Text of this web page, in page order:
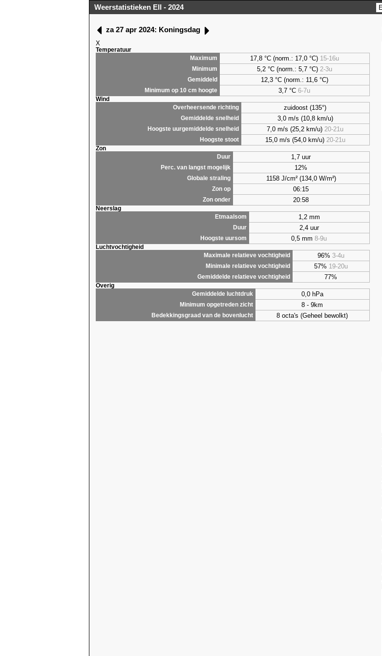
Weerstatistieken Ell - 2024
za 27 apr 2024: Koningsdag
X
Temperatuur
Maximum
17,8 °C (norm.: 17,0 °C) 15-16u
Minimum 5,2°C (norm.: 5,7 °C) 2-3u
Gemiddeld 12,3 °C (norm.: 11,6 °C)
Minimum op 10 cm hoogte 3,7 °C6-7u
Wind
Overheersende richting
zuidoost (135°)
Gemiddelde snelheid 3,0 m/s (10,8 km/u)
Hoogste uurgemiddelde snelheid 7,0 m/s (25,2 km/u) 20-21u
Hoogste stoot 15,0 m/s (54,0 km/u) 20-21u
Zon
Duur
1,7 uur
Perc. van langst mogelijk 12%
Globale straling 1158 J/cm² (134,0 W/m²)
Zon op 06:15
Zon onder 20:58
Neerslag
Etmaalsom
1,2 mm
Duur 2,4 uur
Hoogste uursom 0,5 mm8-9u
Luchtvochtigheid
Maximale relatieve vochtigheid
96% 3-4u
Minimale relatieve vochtigheid 57% 19-20u
Gemiddelde relatieve vochtigheid 77%
Overig
Gemiddelde luchtdruk
0,0 hPa
Minimum opgetreden zicht 8 - 9km
Bedekkingsgraad van de bovenlucht 8 octa's (Geheel bewolkt)